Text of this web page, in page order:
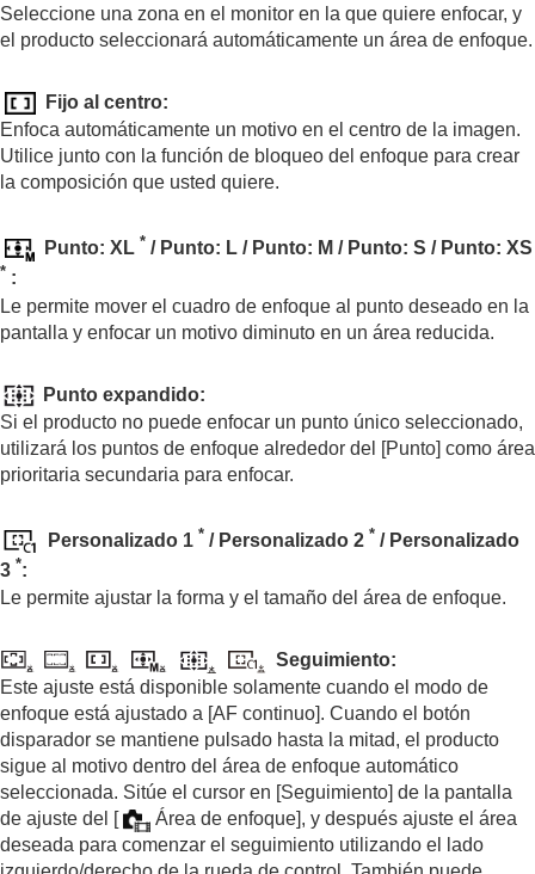
Toma de imágenes con modos de manejo (Toma
continua/Autodisparador)
Configuración de la calidad de imagen y del
formato de grabación
Utilización de funciones táctiles
Ajustes de obturación
Utilización del flash
Reducción de ruido
Configuración de la visualización del monitor
Grabación de audio de película
Creación de imágenes fijas mientras se graba
una película
Ajustes TC/UB
Emisión de películas RAW a una grabadora RAW
Transmisión en vivo de vídeo y audio
Personalización de la cámara
Visionado
Utilización de un ordenador
Uso del servicio en la nube
Apéndice
Si tiene problemas
Seleccione una zona en el monitor en la que quiere enfocar, y
el producto seleccionará automáticamente un área de enfoque.
Fijo al centro:
Enfoca automáticamente un motivo en el centro de la imagen.
Utilice junto con la función de bloqueo del enfoque para crear
la composición que usted quiere.
Punto: XL */ Punto: L/ Punto: M / Punto: S / Punto: XS
* :
Le permite mover el cuadro de enfoque al punto deseado en la
pantalla y enfocar un motivo diminuto en un área reducida.
Punto expandido:
Si el producto no puede enfocar un punto único seleccionado,
utilizará los puntos de enfoque alrededor del [Punto] como área
prioritaria secundaria para enfocar.
Personalizado 1 * / Personalizado 2 * / Personalizado
3 *:
Le permite ajustar la forma y el tamaño del área de enfoque.
Seguimiento:
Este ajuste está disponible solamente cuando el modo de
enfoque está ajustado a [AF continuo]. Cuando el botón
disparador se mantiene pulsado hasta la mitad, el producto
sigue al motivo dentro del área de enfoque automático
seleccionada. Sitúe el cursor en [Seguimiento] de la pantalla
de ajuste del [ Área de enfoque], y después ajuste el área
deseada para comenzar el seguimiento utilizando el lado